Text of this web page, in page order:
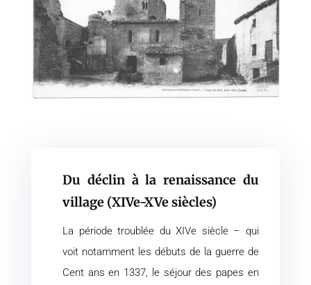
Du déclin à la renaissance du
village (XIVe-XVe siècles)
La période troublée du XIVe siècle – qui
voit notamment les débuts de la guerre de
Cent ans en 1337, le séjour des papes en